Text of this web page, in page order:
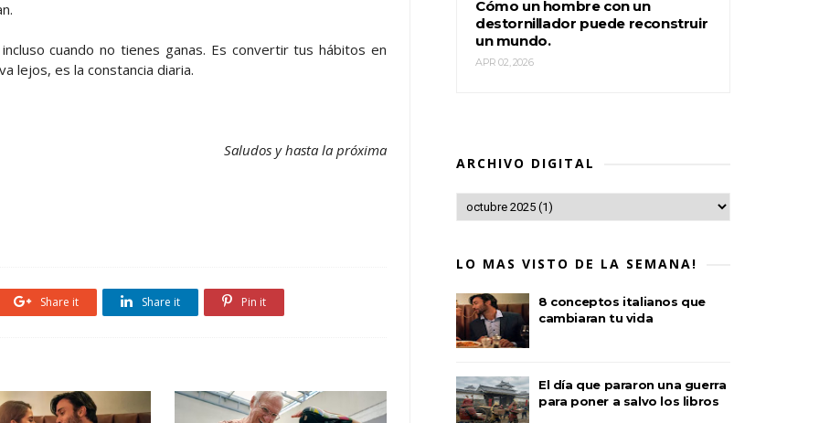
cuando no tienes ganas. Es convertir tus hábitos en
lejos, es la constancia diaria.
Saludos y hasta la próxima
Share it Share it Pin it
Cómo un hombre con un
destornillador puede reconstruir
un mundo.
APR 02, 2026
ARCHIVO DIGITAL
LO MAS VISTO DE LA SEMANA!
8 conceptos italianos que
cambiaran tu vida
El día que pararon una guerra
para poner a salvo los libros